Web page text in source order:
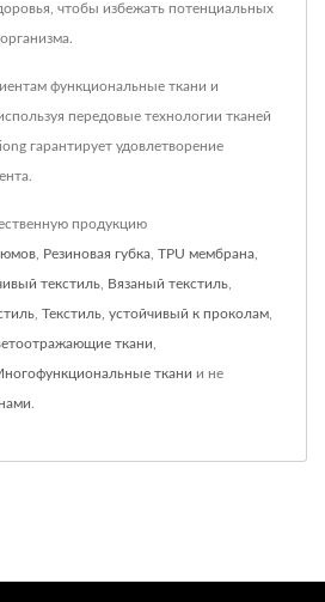
чтобы избежать потенциальных
функциональные ткани и
передовые технологии тканей
гарантирует удовлетворение
продукцию
Резиновая губка TPU мембрана
текстиль Вязаный текстиль
Текстиль, устойчивый к проколам
ткани
ткани и не